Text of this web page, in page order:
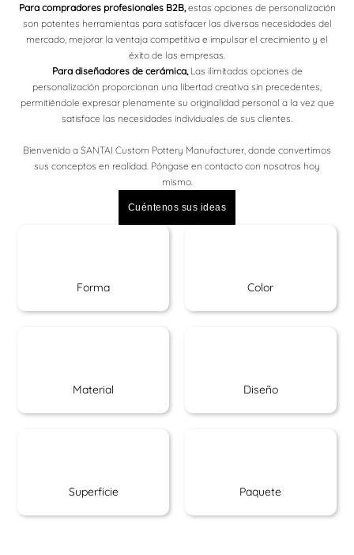
Para compradores profesionales B2B, estas opciones de personalización
son potentes herramientas para satisfacer las diversas necesidades del
mercado, mejorar la ventaja competitiva e impulsar el crecimiento y el
éxito de las empresas.
Para diseñadores de cerámica,Las ilimitadas opciones de
personalización proporcionan una libertad creativa sin precedentes,
permitiéndole expresar plenamente su originalidad personal a la vez que
satisface las necesidades individuales de sus clientes.
Bienvenido a SANTAI Custom Pottery Manufacturer, donde convertimos
sus conceptos en realidad. Póngase en contacto con nosotros hoy
mismo.
Cuéntenos sus ideas
Forma Color
Material Diseño
Superficie Paquete